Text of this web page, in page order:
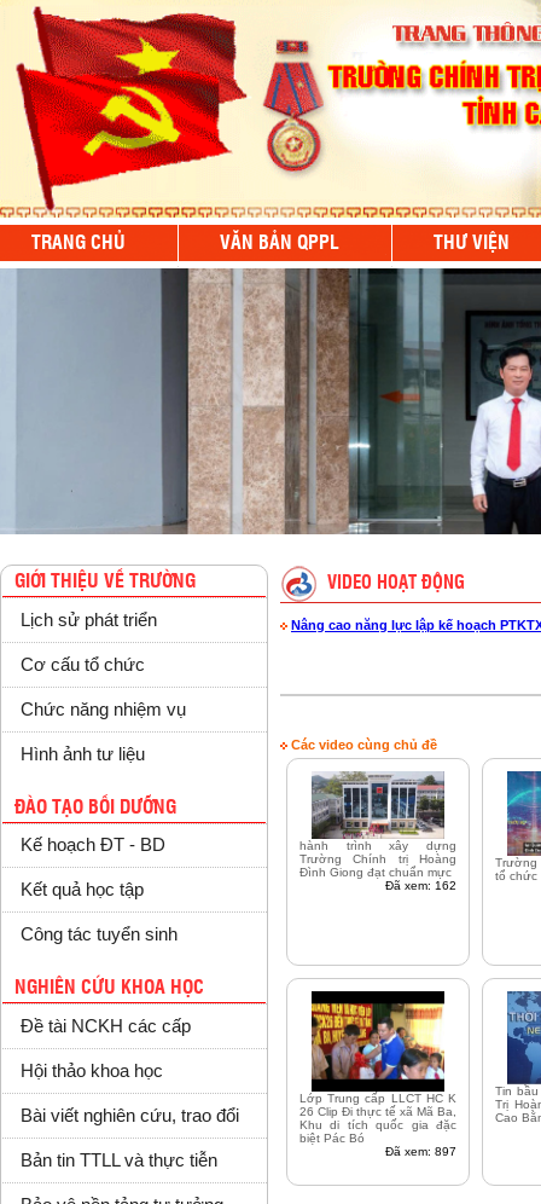
TRANG CHỦ VĂN BẢN QPPL THƯ VIỆN
GIỚI THIỆU VỀ TRƯỜNG
Lịch sử phát triển
Cơ cấu tổ chức
Chức năng nhiệm vụ
Hình ảnh tư liệu
ĐÀO TẠO BỒI DƯỠNG
Kế hoạch ĐT - BD
Kết quả học tập
Công tác tuyển sinh
NGHIÊN CỨU KHOA HỌC
Đề tài NCKH các cấp
Hội thảo khoa học
Bài viết nghiên cứu, trao đổi
Bản tin TTLL và thực tiễn
VIDEO HOẠT ĐỘNG
Nâng cao năng lực lập kế hoạch
Các video cùng chủ đề
hành trình xây dựng
Trường Chính trị Hoàng
Đình Giong đạt chuẩn mực
Đã xem: 162
tổ chức
Lớp Trung cấp LLCT HC K
26 Clip Đi thực tế xã Mã Ba,
Khu di tích quốc gia đặc
biệt Pác Bó
Đã xem: 897
Tin
Trị
Cao